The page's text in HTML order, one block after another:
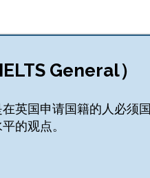
General）
英国申请国籍的人必须国
的观点。